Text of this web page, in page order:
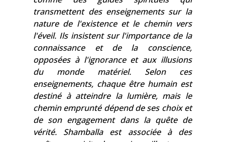
transmettent des enseignements sur la
nature de l'existence et le chemin vers
l'éveil. Ils insistent sur l'importance de la
connaissance et de la conscience,
opposées à l'ignorance et aux illusions
du monde matériel. Selon ces
enseignements, chaque être humain est
destiné à atteindre la lumière, mais le
chemin emprunté dépend de ses choix et
de son engagement dans la quête de
vérité. Shamballa est associée à des